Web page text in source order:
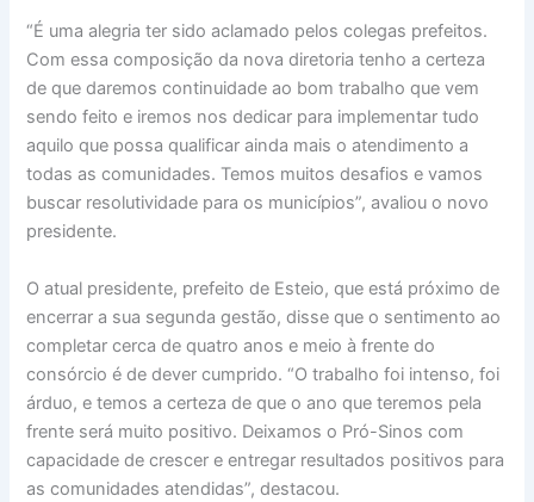
“É uma alegria ter sido aclamado pelos colegas prefeitos.
Com essa composição da nova diretoria tenho a certeza
de que daremos continuidade ao bom trabalho que vem
sendo feito e iremos nos dedicar para implementar tudo
aquilo que possa qualificar ainda mais o atendimento a
todas as comunidades. Temos muitos desafios e vamos
buscar resolutividade para os municípios”, avaliou o novo
presidente.
O atual presidente, prefeito de Esteio, que está próximo de
encerrar a sua segunda gestão, disse que o sentimento ao
completar cerca de quatro anos e meio à frente do
consórcio é de dever cumprido. “O trabalho foi intenso, foi
árduo, e temos a certeza de que o ano que teremos pela
frente será muito positivo. Deixamos o Pró-Sinos com
capacidade de crescer e entregar resultados positivos para
as comunidades atendidas”, destacou.